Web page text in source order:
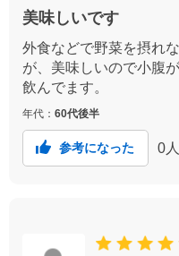
美味しいです
外食などで野菜を摂れ
が、美味しいので小腹
飲んでます。
年代： 60代後半
参考になった 0 人